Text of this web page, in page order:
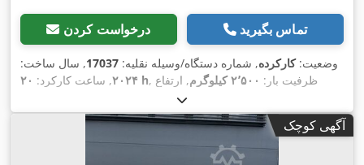
درخواست کردن تماس بگیرید
وضعیت:کارکرده, شماره دستگاه/وسیله نقلیه: 17037, سال ساخت:
۲۰۲۴, ساعت کارکرد: ۲۰ h , ظرفیت بار: ۲٬۵۰۰ کیلوگرم
, ارتفاع
, برداشت آزاد:
بار:۵۰۰ میلی‌متر , نوع سوخت:برقی, نوع دکل:تریپلکس, ارتفاع
سازه:۲٬۱۸۰ میلی‌متر ۴۸ V , طول شاخک‌ها:۱٬۲۰۰
میلی‌متر
23X9-10 , سایز تایر عقب:
آگهی کوچک